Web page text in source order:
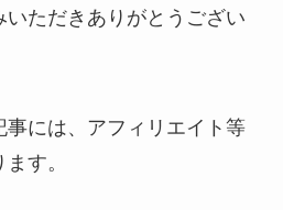
ただきありがとうござい
には、アフィリエイト等
す。